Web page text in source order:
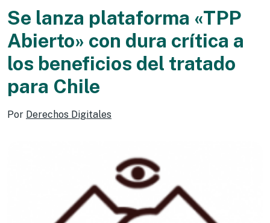
Se lanza plataforma «TPP
Abierto» con dura crítica a
los beneficios del tratado
para Chile
Por Derechos Digitales